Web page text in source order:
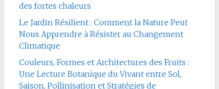
des fortes chaleurs
Le Jardin Résilient : Comment la Nature Peut
Nous Apprendre à Résister au Changement
Climatique
Couleurs, Formes et Architectures des Fruits :
Une Lecture Botanique du Vivant entre Sol,
Saison, Pollinisation et Stratégies de